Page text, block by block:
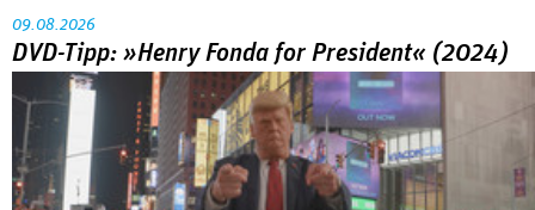
09.08.2026
DVD-Tipp: »Henry Fonda for President« (2024)